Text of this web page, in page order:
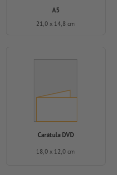
A5
21,0 x 14,8 cm
Carátula DVD
18,0 x 12,0 cm